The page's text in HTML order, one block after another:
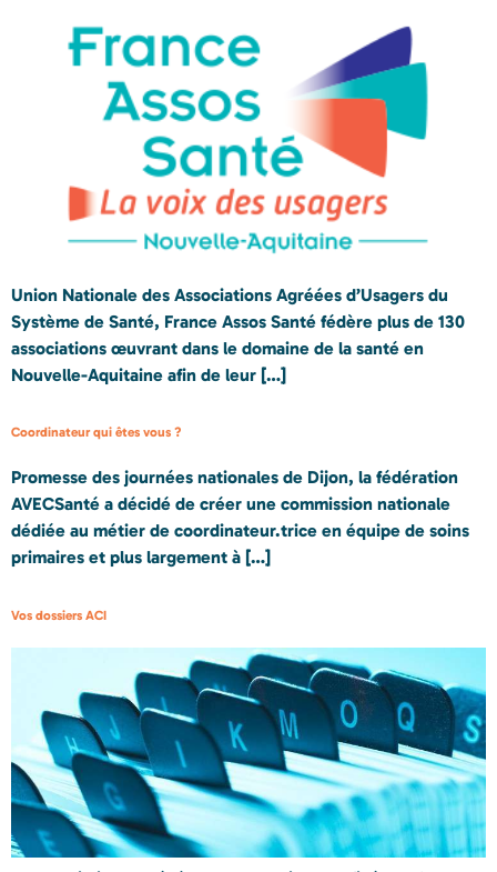
Union Nationale des Associations Agréées d’Usagers du
Système de Santé, France Assos Santé fédère plus de 130
associations œuvrant dans le domaine de la santé en
Nouvelle-Aquitaine afin de leur […]
Coordinateur qui êtes vous ?
Promesse des journées nationales de Dijon, la fédération
AVECSanté a décidé de créer une commission nationale
dédiée au métier de coordinateur.trice en équipe de soins
primaires et plus largement à […]
Vos dossiers ACI